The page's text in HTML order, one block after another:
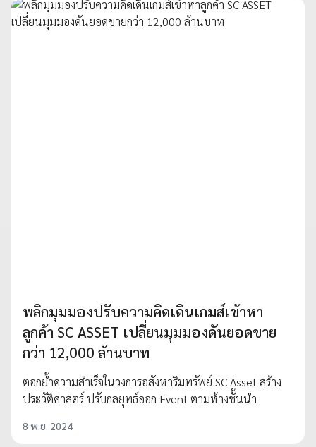
พลิกมุมมองปรับความคิดเดินเกมส์เข้าหา
ลูกค้า SC ASSET เปลี่ยนมุมมองดันยอดขาย
กว่า 12,000 ล้านบาท
ตอกย้ำความสำเร็จในวงการอสังหาริมทรัพย์ SC Asset สร้าง
ประวัติศาสตร์ ปรับกลยุทธ์ออก Event ตามห้างชั้นนำ
8 พ.ย. 2024